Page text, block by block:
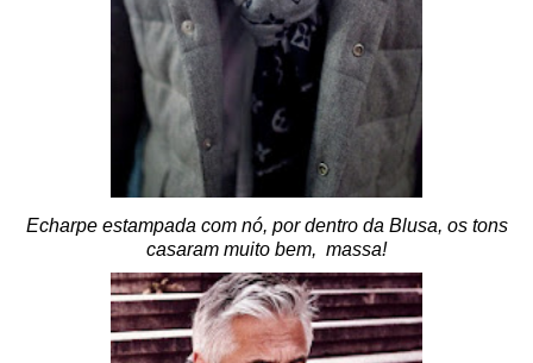
Echarpe estampada com nó, por dentro da Blusa, os tons
casaram muito bem, massa!